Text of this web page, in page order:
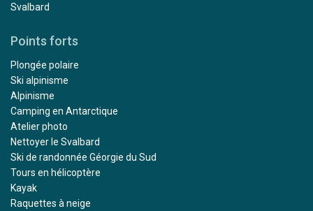
Svalbard
Points forts
Plongée polaire
Ski alpinisme
Alpinisme
Camping en Antarctique
Atelier photo
Nettoyer le Svalbard
Ski de randonnée Géorgie du Sud
Tours en hélicoptère
Kayak
Raquettes à neige